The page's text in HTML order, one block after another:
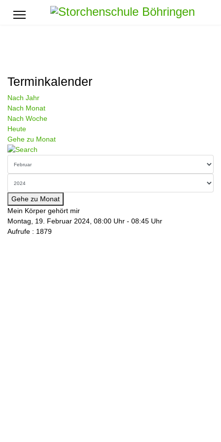
Terminkalender
Nach Jahr
Nach Monat
Nach Woche
Heute
Gehe zu Monat
Gehe zu Monat
Mein Körper gehört mir
Montag, 19. Februar 2024, 08:00 Uhr - 08:45 Uhr
Aufrufe : 1879